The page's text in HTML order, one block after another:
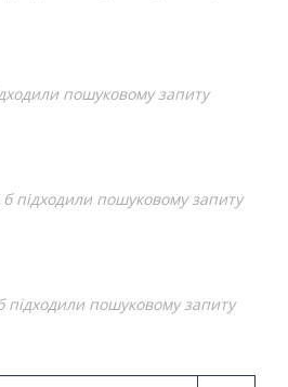
пошуковому запиту
підходили пошуковому запиту
підходили пошуковому запиту